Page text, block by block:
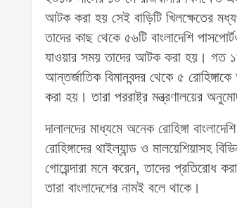
আটক করা হয় সেই বাড়িটি খিলক্ষেতের
তাদের কাছ থেকে ৫৬টি বাংলাদেশি
যাওয়ার সময় তাদের আটক করা হয়। গত ১৯
আন্তর্জাতিক বিমানবন্দর থেকে ৫
করা হয়। তারা পররাষ্ট্র মন্ত্রণালয়ের
দালালদের মাধ্যমে অনেক রোহিঙ্গা
রোহিঙ্গাদের থাইল্যান্ড ও মালয়েশিয়াসহ
গোয়েন্দারা মনে করেন, তাদের প্রতিরোধ
তারা বাংলাদেশের নামই বলে থাকে।